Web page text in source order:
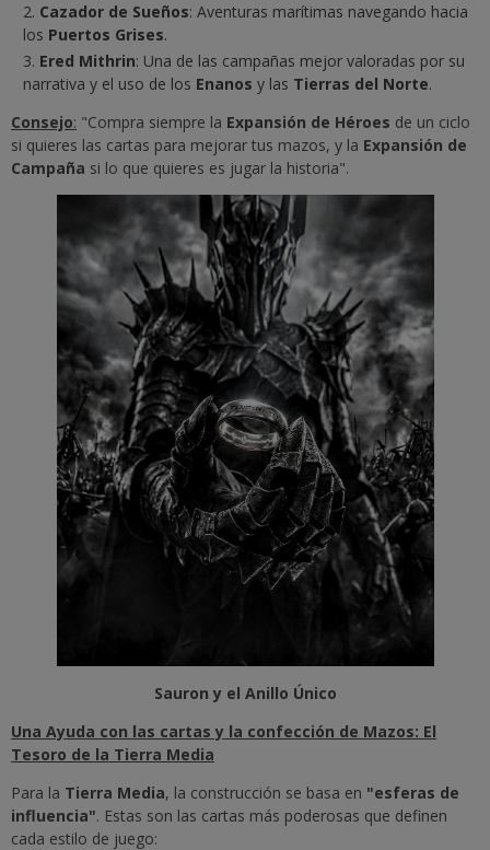
Cazador de Sueños: Aventuras marítimas navegando hacia
los Puertos Grises.
Ered Mithrin: Una de las campañas mejor valoradas por su
narrativa y el uso de los Enanos y las Tierras del Norte.
Consejo: "Compra siempre la Expansión de Héroes de un ciclo
si quieres las cartas para mejorar tus mazos, y la Expansión de
Campaña si lo que quieres es jugar la historia".
Sauron y el Anillo Único
Una Ayuda con las cartas y la confección de Mazos: El
Tesoro de la Tierra Media
Para la Tierra Media, la construcción se basa en "esferas de
influencia". Estas son las cartas más poderosas que definen
cada estilo de juego: